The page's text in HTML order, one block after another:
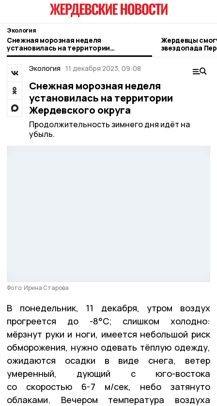
Экология
Снежная морозная неделя
установилась на территории
Жердевского округа
Жердевцы
звездопада
Экология 11 декабря 2023, 09:08
Снежная морозная неделя
установилась на территории
Жердевского округа
Продолжительность зимнего дня идёт на
убыль.
Фото: Ирина Старова
В понедельник, 11 декабря, утром воздух
прогреется до -8°C; слишком холодно:
мёрзнут руки и ноги, имеется небольшой риск
обморожения, нужно одевать тёплую одежду,
ожидаются осадки в виде снега, ветер
умеренный, дующий с юго-востока
со скоростью 6-7 м/сек, небо затянуто
облаками. Вечером температура воздуха